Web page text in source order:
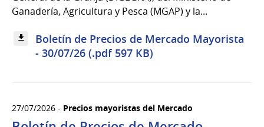
Ganadería, Agricultura y Pesca (MGAP) y la...
Boletín de Precios de Mercado Mayorista
- 30/07/26 (.pdf 597 KB)
27/07/2026 - Precios mayoristas del Mercado